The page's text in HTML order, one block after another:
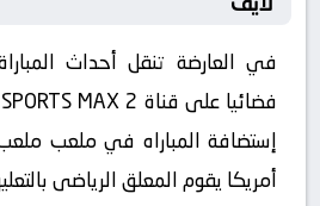
في العارضة تنقل أحداث
إستضافة المباراه في ملعب
أمريكا يقوم المعلق الرياضى